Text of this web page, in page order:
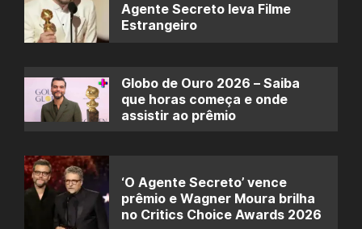
Agente Secreto leva Filme
Estrangeiro
Globo de Ouro 2026 – Saiba
que horas começa e onde
assistir ao prêmio
‘O Agente Secreto’ vence
prêmio e Wagner Moura brilha
no Critics Choice Awards 2026